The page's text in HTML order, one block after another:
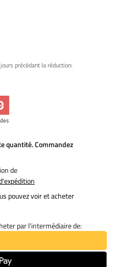
précédant la réduction:
quantité. Commandez
de
pouvez voir et acheter
par l'intermédiaire de: